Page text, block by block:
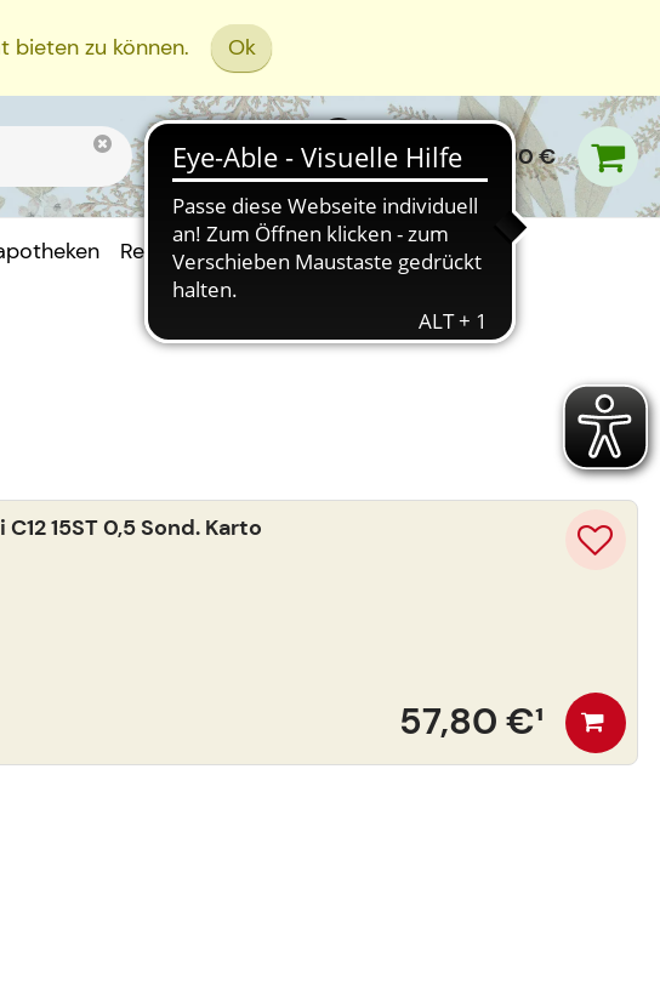
bieten zu können. Ok
0,00 €
Rezept Einreichen
15ST 0,5 Sond. Karto
57,80 €¹